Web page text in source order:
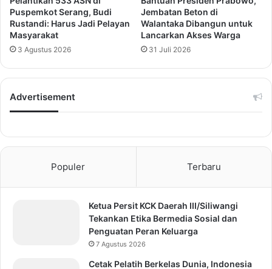
Puspemkot Serang, Budi
Rustandi: Harus Jadi Pelayan
Masyarakat
3 Agustus 2026
Jembatan Beton di
Walantaka Dibangun untuk
Lancarkan Akses Warga
31 Juli 2026
Advertisement
Populer Terbaru
Ketua Persit KCK Daerah III/Siliwangi
Tekankan Etika Bermedia Sosial dan
Penguatan Peran Keluarga
7 Agustus 2026
Cetak Pelatih Berkelas Dunia, Indonesia